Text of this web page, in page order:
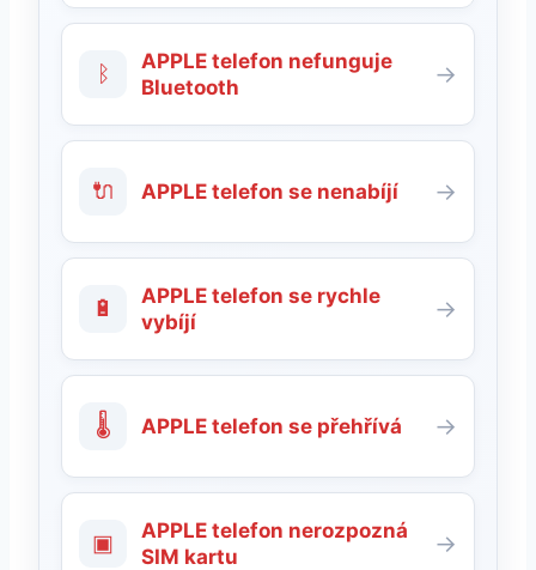
ᛒ
APPLE telefon nefunguje
Bluetooth
→
🔌 APPLE telefon se nenabíjí →
🔋
APPLE telefon se rychle
vybíjí
→
🌡 APPLE telefon se přehřívá →
▣
APPLE telefon nerozpozná
SIM kartu
→